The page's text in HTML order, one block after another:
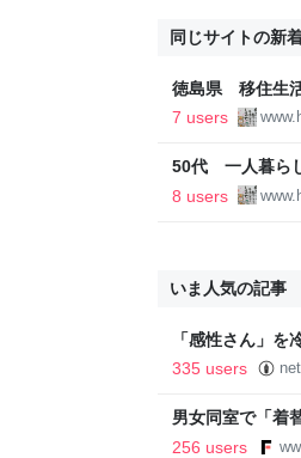
同じサイトの新
徳島県 移住生
7 users
50代 一人暮ら
8 users
いま人気の記事
「感性さん」
335 users
男女同室で「着
「標準化されて
256 users